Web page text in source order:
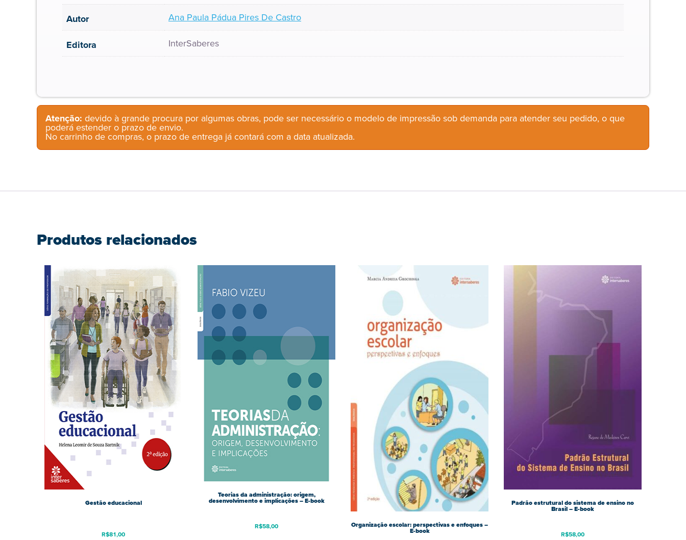
Autor Ana Paula Pádua Pires De Castro
Editora InterSaberes
Atenção: devido à grande procura por algumas obras, pode ser necessário o modelo de impressão sob demanda para atender seu pedido, o que
poderá estender o prazo de envio.
No carrinho de compras, o prazo de entrega já contará com a data atualizada.
Produtos relacionados
Gestão educacional
R$81,00
Teorias da administração: origem,
desenvolvimento e implicações – E-book
R$58,00 Organização escolar: perspectivas e enfoques –
E-book
Padrão estrutural do sistema de ensino no
Brasil – E-book
R$58,00